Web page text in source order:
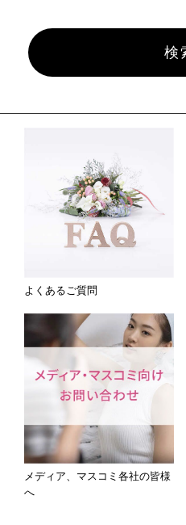
よくあるご質問
メディア、マスコミ各社の皆様
へ